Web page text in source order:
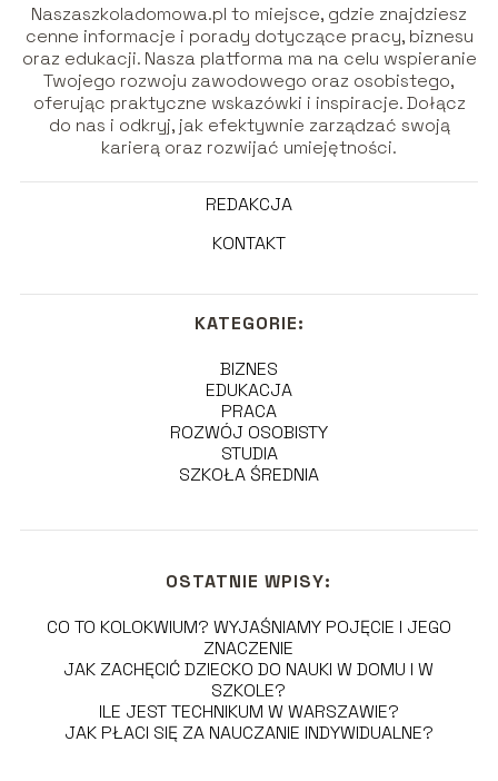
Naszaszkoladomowa.pl to miejsce, gdzie znajdziesz
cenne informacje i porady dotyczące pracy, biznesu
oraz edukacji. Nasza platforma ma na celu wspieranie
Twojego rozwoju zawodowego oraz osobistego,
oferując praktyczne wskazówki i inspiracje. Dołącz
do nas i odkryj, jak efektywnie zarządzać swoją
karierą oraz rozwijać umiejętności.
REDAKCJA
KONTAKT
KATEGORIE:
BIZNES
EDUKACJA
PRACA
ROZWÓJ OSOBISTY
STUDIA
SZKOŁA ŚREDNIA
OSTATNIE WPISY:
CO TO KOLOKWIUM? WYJAŚNIAMY POJĘCIE I JEGO
ZNACZENIE
JAK ZACHĘCIĆ DZIECKO DO NAUKI W DOMU I W
SZKOLE?
ILE JEST TECHNIKUM W WARSZAWIE?
JAK PŁACI SIĘ ZA NAUCZANIE INDYWIDUALNE?